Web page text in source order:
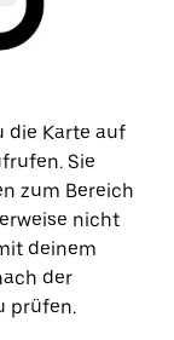
die Karte auf
Sie
zum Bereich
nicht
deinem
der
prüfen.